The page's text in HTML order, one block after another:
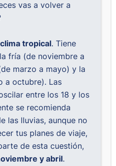
vas a volver a
clima tropical. Tiene
fría (de noviembre a
marzo a mayo) y la
a octubre). Las
entre los 18 y los
se recomienda
las lluvias, aunque no
tus planes de viaje,
de esta cuestión,
y abril.